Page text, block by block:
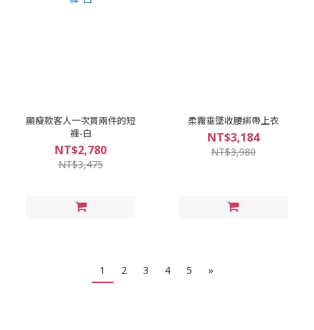
顯瘦款客人一次買兩件的短
褲-白
NT$2,780
NT$3,475
柔霧垂墜收腰綁帶上衣
NT$3,184
NT$3,980
1 2 3 4 5 »